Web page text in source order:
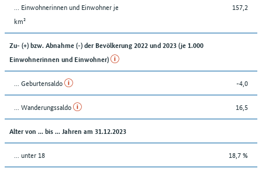
… Einwohnerinnen und Einwohner je
km²
157,2
Zu- (+) bzw. Abnahme (-) der Bevölkerung 2022 und 2023 (je 1.000
Einwohnerinnen und Einwohner)
... Geburtensaldo -4,0
... Wanderungssaldo 16,5
Alter von ... bis ... Jahren am 31.12.2023
... unter 18 18,7 %